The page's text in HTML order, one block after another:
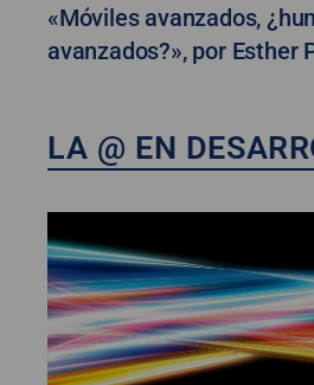
«Móviles avanzados,
avanzados?», por Esther
LA @ EN